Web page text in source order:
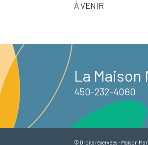
À VENIR
La
450-232-4060
© Droits réservées - Maison